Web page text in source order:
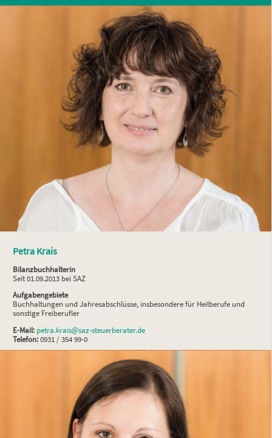
Petra Krais
Bilanzbuchhalterin
Seit 01.09.2013 bei SAZ
Aufgabengebiete
Buchhaltungen und Jahresabschlüsse, insbesondere für Heilberufe und
sonstige Freiberufler
E-Mail: petra.krais@saz-steuerberater.de
Telefon: 0931 / 354 99-0